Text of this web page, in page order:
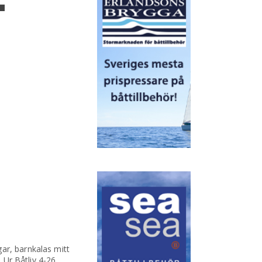
barnkalas mitt
Båtliv 4-26